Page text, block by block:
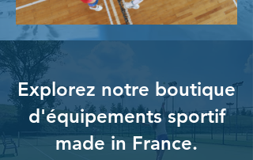
Explorez notre boutique
d'équipements sportif
made in France.